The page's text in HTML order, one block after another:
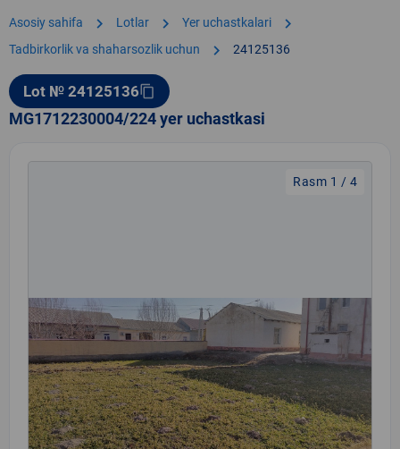
Asosiy sahifa chevron_right Lotlar chevron_right Yer uchastkalari chevron_right
Tadbirkorlik va shaharsozlik uchun chevron_right 24125136
Lot № 24125136content_copy
MG1712230004/224 yer uchastkasi
Rasm 1 / 4